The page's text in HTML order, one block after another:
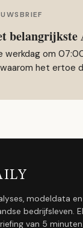
belangrijkste
werkdag om
het ertoe
modeldata
bedrijfsleven.
van 5